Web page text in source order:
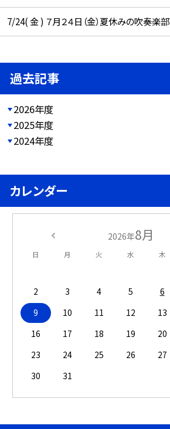
7/24( 金 ) ７月２４日（金）夏休みの吹奏楽部
過去記事
2026年度
2025年度
2024年度
カレンダー
2026年8月
日 月 火 水 木
2
3 4 5 6
9
10 11 12 13
16
17 18 19 20
23
24 25 26 27
30
31